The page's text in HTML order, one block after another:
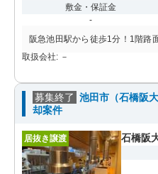
敷金・保証金
-
阪急池田駅から徒歩1分！1階路
取扱会社: －
募集終了 池田市（石橋阪
却案件
居抜き譲渡 石橋阪